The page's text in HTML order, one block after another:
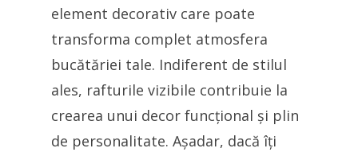
element decorativ care poate
transforma complet atmosfera
bucătăriei tale. Indiferent de stilul
ales, rafturile vizibile contribuie la
crearea unui decor funcțional și plin
de personalitate. Așadar, dacă îți